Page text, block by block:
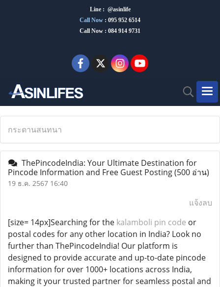
Line : @asinlife
Call Now : 095 952 6514
Call Now : 084 914 9731
กระดานสนทนา
ThePincodeIndia: Your Ultimate Destination for
Pincode Information and Free Guest Posting(500 อ่าน)
19 ธ.ค. 2567 16:40
แจ้งลบ
[size= 14px]Searching for the kalamboli pin code or
postal codes for any other location in India? Look no
further than ThePincodeIndia! Our platform is
designed to provide accurate and up-to-date pincode
information for over 1000+ locations across India,
making it your trusted partner for seamless postal and